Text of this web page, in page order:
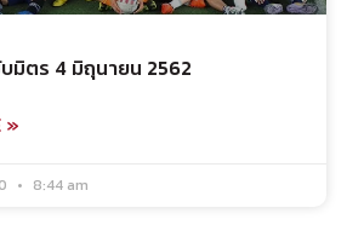
มิตร 4 มิถุนายน 2562
»
8:44 am